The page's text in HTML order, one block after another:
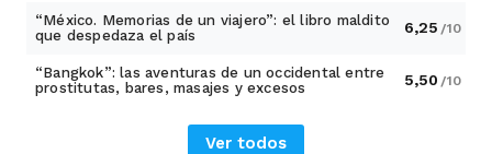
“México. Memorias de un viajero”: el libro maldito
que despedaza el país
6,25 /10
“Bangkok”: las aventuras de un occidental entre
prostitutas, bares, masajes y excesos
5,50 /10
Ver todos